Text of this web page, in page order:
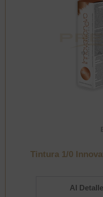
Tintura 1/0
Al